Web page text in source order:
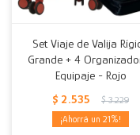
Set Viaje de Valija
Grande + 4
Equipaje - Rojo
$ 2.535 $ 3.229
21